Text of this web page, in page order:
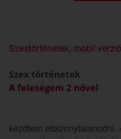
Szextörténetek, mobil verzió
Szex történetek
A feleségem 2 nővel
kezdtem